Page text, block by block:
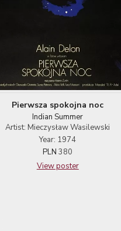
Pierwsza spokojna noc
Indian Summer
Artist: Mieczysław Wasilewski
Year: 1974
PLN 380
View poster